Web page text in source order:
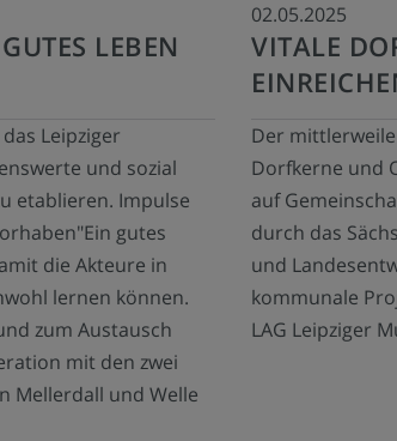
LEBEN
Leipziger
und sozial
etablieren. Impulse
gutes
die Akteure in
lernen können.
zum Austausch
mit den zwei
Mellerdall und Welle
02.05.2025
VITALE
Der
Dorfkerne und
auf
durch das
und
kommunale
LAG Leipziger